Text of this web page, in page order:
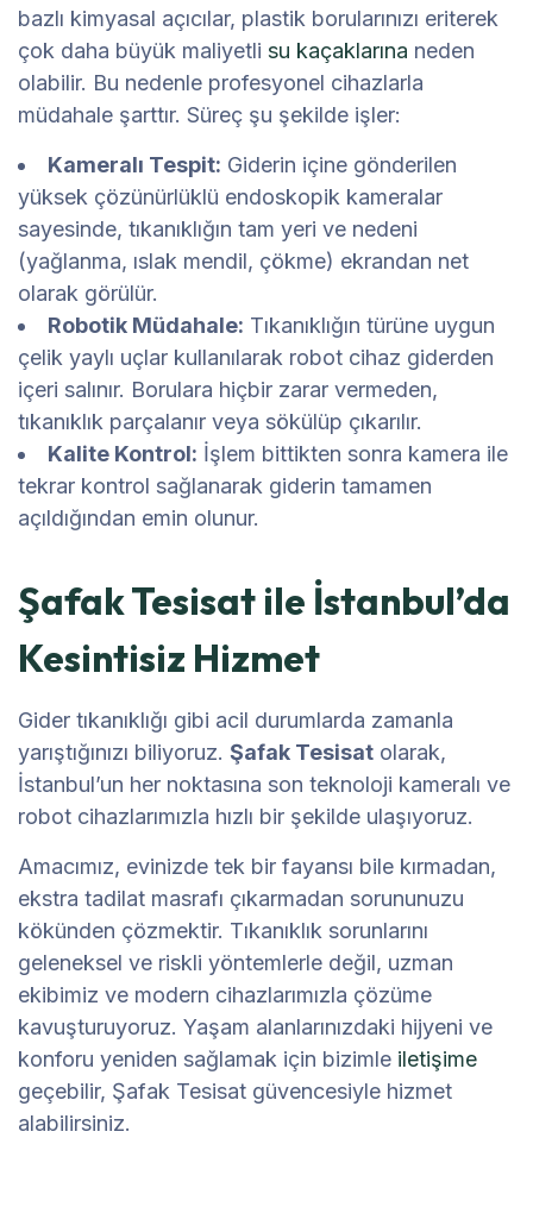
bazlı kimyasal açıcılar, plastik borularınızı eriterek
çok daha büyük maliyetli su kaçaklarına neden
olabilir. Bu nedenle profesyonel cihazlarla
müdahale şarttır. Süreç şu şekilde işler:
Kameralı Tespit: Giderin içine gönderilen
yüksek çözünürlüklü endoskopik kameralar
sayesinde, tıkanıklığın tam yeri ve nedeni
(yağlanma, ıslak mendil, çökme) ekrandan net
olarak görülür.
Robotik Müdahale: Tıkanıklığın türüne uygun
çelik yaylı uçlar kullanılarak robot cihaz giderden
içeri salınır. Borulara hiçbir zarar vermeden,
tıkanıklık parçalanır veya sökülüp çıkarılır.
Kalite Kontrol: İşlem bittikten sonra kamera ile
tekrar kontrol sağlanarak giderin tamamen
açıldığından emin olunur.
Şafak Tesisat ile İstanbul’da
Kesintisiz Hizmet
Gider tıkanıklığı gibi acil durumlarda zamanla
yarıştığınızı biliyoruz. Şafak Tesisat olarak,
İstanbul’un her noktasına son teknoloji kameralı ve
robot cihazlarımızla hızlı bir şekilde ulaşıyoruz.
Amacımız, evinizde tek bir fayansı bile kırmadan,
ekstra tadilat masrafı çıkarmadan sorununuzu
kökünden çözmektir. Tıkanıklık sorunlarını
geleneksel ve riskli yöntemlerle değil, uzman
ekibimiz ve modern cihazlarımızla çözüme
kavuşturuyoruz. Yaşam alanlarınızdaki hijyeni ve
konforu yeniden sağlamak için bizimle iletişime
geçebilir, Şafak Tesisat güvencesiyle hizmet
alabilirsiniz.